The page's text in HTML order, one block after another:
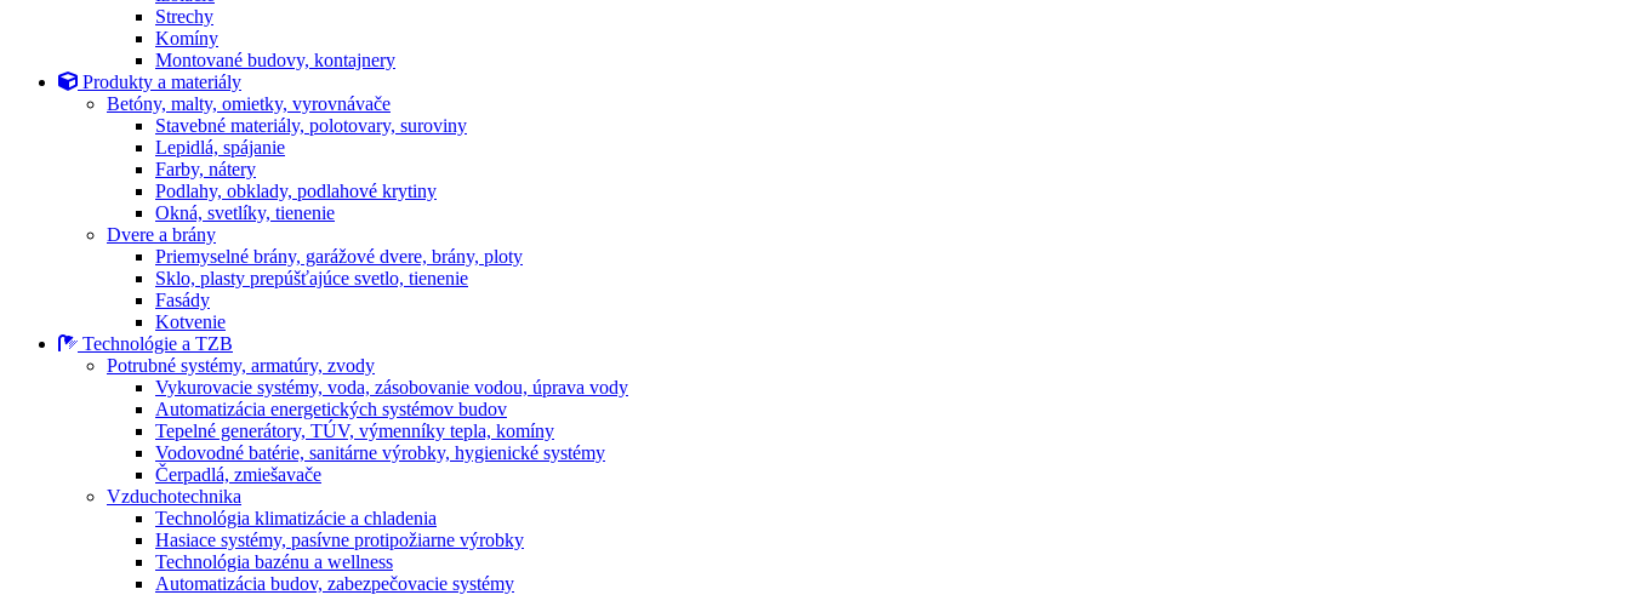
Strechy
Komíny
Montované budovy, kontajnery
Produkty a materiály
Betóny, malty, omietky, vyrovnávače
Stavebné materiály, polotovary, suroviny
Lepidlá, spájanie
Farby, nátery
Podlahy, obklady, podlahové krytiny
Okná, svetlíky, tienenie
Dvere a brány
Priemyselné brány, garážové dvere, brány, ploty
Sklo, plasty prepúšťajúce svetlo, tienenie
Fasády
Kotvenie
Technológie a TZB
Potrubné systémy, armatúry, zvody
Vykurovacie systémy, voda, zásobovanie vodou, úprava vody
Automatizácia energetických systémov budov
Tepelné generátory, TÚV, výmenníky tepla, komíny
Vodovodné batérie, sanitárne výrobky, hygienické systémy
Čerpadlá, zmiešavače
Vzduchotechnika
Technológia klimatizácie a chladenia
Hasiace systémy, pasívne protipožiarne výrobky
Technológia bazénu a wellness
Automatizácia budov, zabezpečovacie systémy